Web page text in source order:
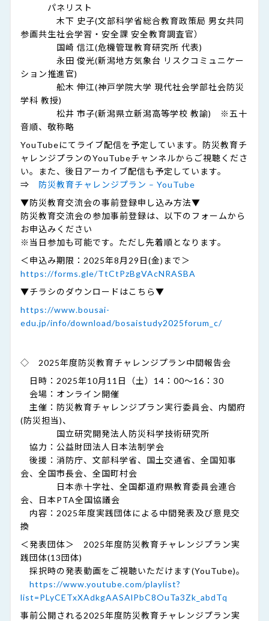
パネリスト
木下 史子(文部科学省総合教育政策局 男女共同
参画共生社会学習・安全課 安全教育調査官）
国崎 信江(危機管理教育研究所 代表)
永田 俊光(新潟地方気象台 リスクコミュニケー
ション推進官)
舩木 伸江(神戸学院大学 現代社会学部社会防災
学科 教授)
松井 市子(新潟県立新潟高等学校 教諭) ※五十
音順、敬称略
YouTubeにてライブ配信を予定しています。防災教育チ
ャレンジプランのYouTubeチャンネルからご視聴くださ
い。また、後日アーカイブ配信も予定しています。
⇒ 防災教育チャレンジプラン – YouTube
▼防災教育交流会の事前登録申し込み方法▼
防災教育交流会の参加事前登録は、以下のフォームから
お申込みください
※当日参加も可能です。ただし先着順となります。
＜申込み期限：2025年8月29日(金)まで＞
https://forms.gle/TtCtPzBgVAcNRASBA
▼チラシのダウンロードはこちら▼
https://www.bousai-
edu.jp/info/download/bosaistudy2025forum_c/
◇ 2025年度防災教育チャレンジプラン中間報告会
日時：2025年10月11日（土）14：00～16：30
会場：オンライン開催
主催：防災教育チャレンジプラン実行委員会、内閣府
(防災担当)、
国立研究開発法人防災科学技術研究所
協力：公益財団法人日本法制学会
後援：消防庁、文部科学省、国土交通省、全国知事
会、全国市長会、全国町村会
日本赤十字社、全国都道府県教育委員会連合
会、日本PTA全国協議会
内容：2025年度実践団体による中間発表及び意見交
換
＜発表団体＞ 2025年度防災教育チャレンジプラン実
践団体(13団体)
採択時の発表動画をご視聴いただけます(YouTube)。
https://www.youtube.com/playlist?
list=PLyCETxXAdkgAASAlPbC8OuTa3Zk_abdTq
事前公開される2025年度防災教育チャレンジプラン実